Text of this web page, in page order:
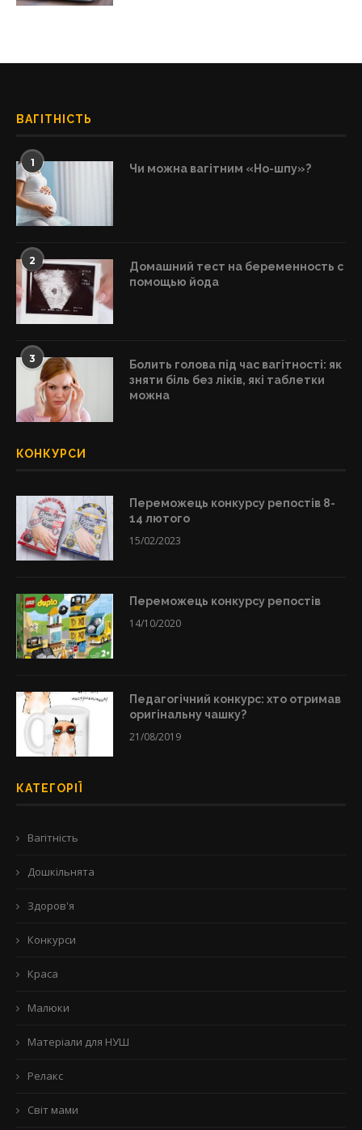
ВАГІТНІСТЬ
1 Чи можна вагітним «Но-шпу»?
2
Домашний тест на беременность с
помощью йода
3
Болить голова під час вагітності: як
зняти біль без ліків, які таблетки
можна
КОНКУРСИ
Переможець конкурсу репостів 8-
14 лютого
15/02/2023
Переможець конкурсу репостів
14/10/2020
Педагогічний конкурс: хто отримав
оригінальну чашку?
21/08/2019
КАТЕГОРІЇ
Вагітність
Дошкільнята
Здоров'я
Конкурси
Краса
Малюки
Матеріали для НУШ
Релакс
Світ мами